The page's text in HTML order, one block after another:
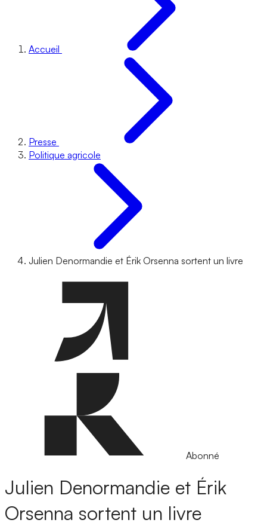
Accueil
Presse
Politique agricole
Julien Denormandie et Érik Orsenna sortent un livre
Abonné
Julien Denormandie et Érik
Orsenna sortent un livre